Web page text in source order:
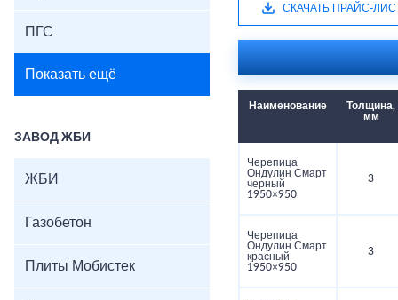
ПГС
Показать ещё
ЗАВОД ЖБИ
ЖБИ
Газобетон
Плиты Мобистек
СКАЧАТЬ ПРАЙС-
Наименование
Толщина,
мм
Черепица
Ондулин Смарт
черный
1950×950
3
Черепица
Ондулин Смарт
красный
1950×950
3